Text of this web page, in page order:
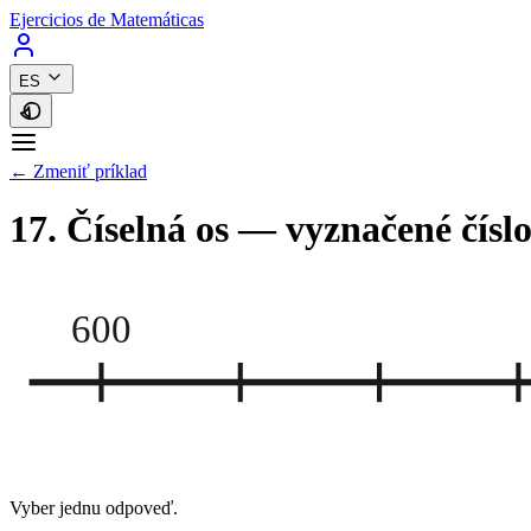
Ejercicios de Matemáticas
ES
← Zmeniť príklad
17. Číselná os — vyznačené číslo
600
Vyber jednu odpoveď.